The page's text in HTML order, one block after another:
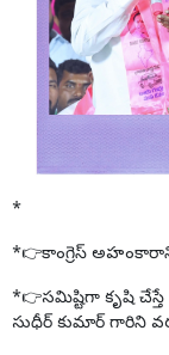
*
*👉కాంగ్రెస్
*👉సమిష్టిగా కృషి
సుధీర్ కుమార్ గారిని